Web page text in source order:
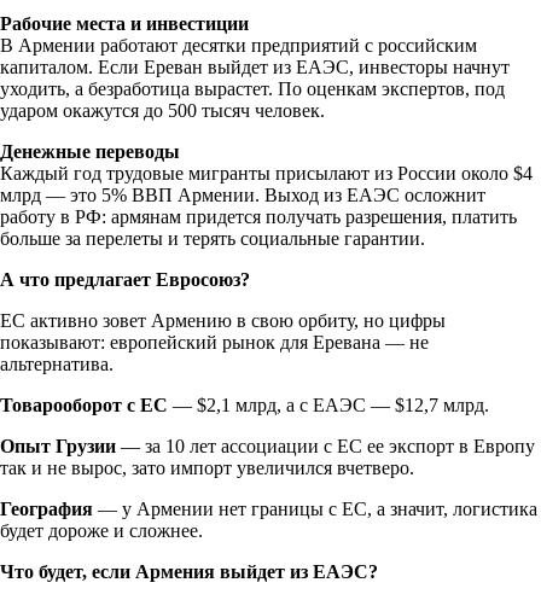
Рабочие места и инвестиции
В Армении работают десятки предприятий с российским
капиталом. Если Ереван выйдет из ЕАЭС, инвесторы начнут
уходить, а безработица вырастет. По оценкам экспертов, под
ударом окажутся до 500 тысяч человек.
Денежные переводы
Каждый год трудовые мигранты присылают из России около $4
млрд — это 5% ВВП Армении. Выход из ЕАЭС осложнит
работу в РФ: армянам придется получать разрешения, платить
больше за перелеты и терять социальные гарантии.
А что предлагает Евросоюз?
ЕС активно зовет Армению в свою орбиту, но цифры
показывают: европейский рынок для Еревана — не
альтернатива.
Товарооборот с ЕС — $2,1 млрд, а с ЕАЭС — $12,7 млрд.
Опыт Грузии — за 10 лет ассоциации с ЕС ее экспорт в Европу
так и не вырос, зато импорт увеличился вчетверо.
География — у Армении нет границы с ЕС, а значит, логистика
будет дороже и сложнее.
Что будет, если Армения выйдет из ЕАЭС?